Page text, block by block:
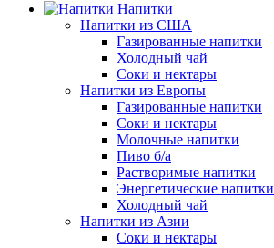
Напитки
Напитки из США
Газированные напитки
Холодный чай
Соки и нектары
Напитки из Европы
Газированные напитки
Соки и нектары
Молочные напитки
Пиво б/а
Растворимые напитки
Энергетические напитки
Холодный чай
Напитки из Азии
Соки и нектары